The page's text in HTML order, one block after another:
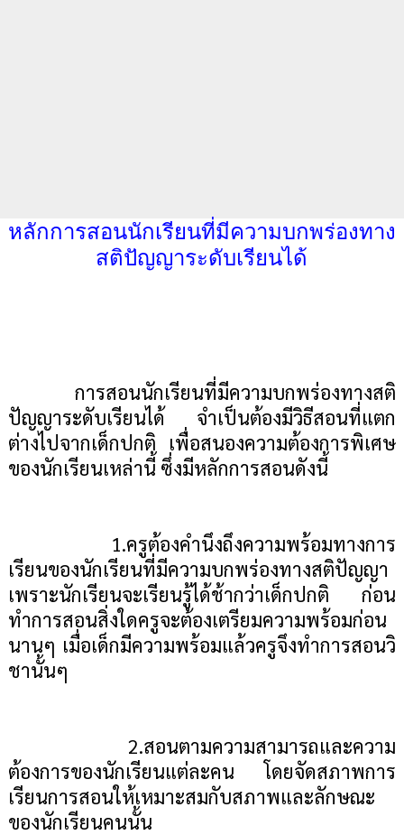
หลักการสอนนักเรียนที่มีความบกพร่องทาง
สติปัญญาระดับเรียนได้
การสอนนักเรียนที่มีความบกพร่องทางสติ
ปัญญาระดับเรียนได้ จำเป็นต้องมีวิธีสอนที่แตก
ต่างไปจากเด็กปกติ เพื่อสนองความต้องการพิเศษ
ของนักเรียนเหล่านี้ ซึ่งมีหลักการสอนดังนี้
1.ครูต้องคำนึงถึงความพร้อมทางการ
เรียนของนักเรียนที่มีความบกพร่องทางสติปัญญา
เพราะนักเรียนจะเรียนรู้ได้ช้ากว่าเด็กปกติ ก่อน
ทำการสอนสิ่งใดครูจะต้องเตรียมความพร้อมก่อน
นานๆ เมื่อเด็กมีความพร้อมแล้วครูจึงทำการสอนวิ
ชานั้นๆ
2.สอนตามความสามารถและความ
ต้องการของนักเรียนแต่ละคน โดยจัดสภาพการ
เรียนการสอนให้เหมาะสมกับสภาพและลักษณะ
ของนักเรียนคนนั้น